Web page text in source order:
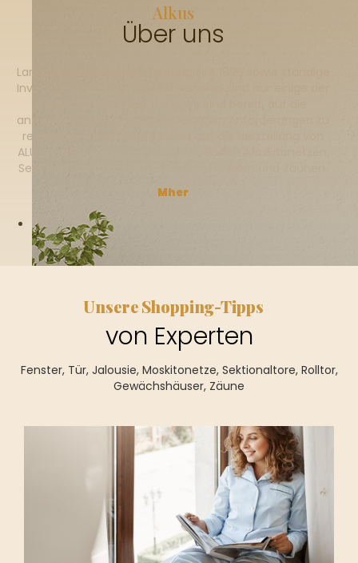
Alkus
Über uns
Langjährige Garantie, Erfahrung seit 1996 sowie ständige
Investitionen in Technik und Personal sind nur einige der
anspruchsvollsten und komplexesten Anforderungen zu
reagieren. Wir sind spezialisiert auf die Herstellung von
ALU- und PVC-Tischlerei sowie Rollläden, Moskitonetzen,
Sektional- und Rolltoren, Gewächshäusern und Zäunen.
Mher
Unsere Shopping-Tipps
von Experten
Fenster, Tür, Jalousie, Moskitonetze, Sektionaltore, Rolltor,
Gewächshäuser, Zäune